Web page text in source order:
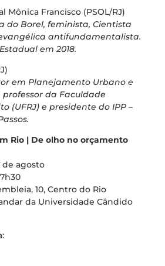
Mônica Francisco (PSOL/RJ)
do Borel, feminista, Cientista
antifundamentalista.
em 2018.
em Planejamento Urbano e
professor da Faculdade
(UFRJ) e presidente do IPP –
Rio | De olho no orçamento
de agosto
10, Centro do Rio
da Universidade Cândido